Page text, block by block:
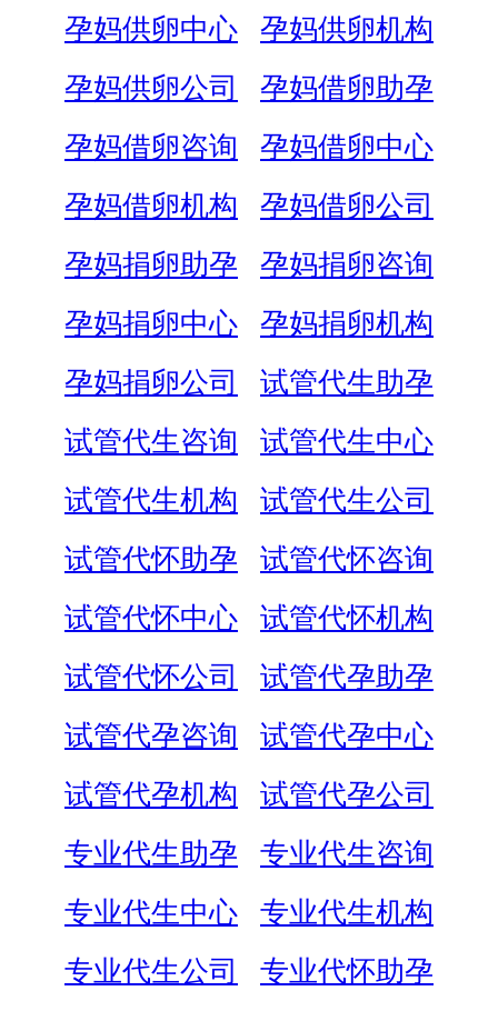
孕妈供卵中心
孕妈供卵机构
孕妈供卵公司
孕妈借卵助孕
孕妈借卵咨询
孕妈借卵中心
孕妈借卵机构
孕妈借卵公司
孕妈捐卵助孕
孕妈捐卵咨询
孕妈捐卵中心
孕妈捐卵机构
孕妈捐卵公司
试管代生助孕
试管代生咨询
试管代生中心
试管代生机构
试管代生公司
试管代怀助孕
试管代怀咨询
试管代怀中心
试管代怀机构
试管代怀公司
试管代孕助孕
试管代孕咨询
试管代孕中心
试管代孕机构
试管代孕公司
专业代生助孕
专业代生咨询
专业代生中心
专业代生机构
专业代生公司
专业代怀助孕